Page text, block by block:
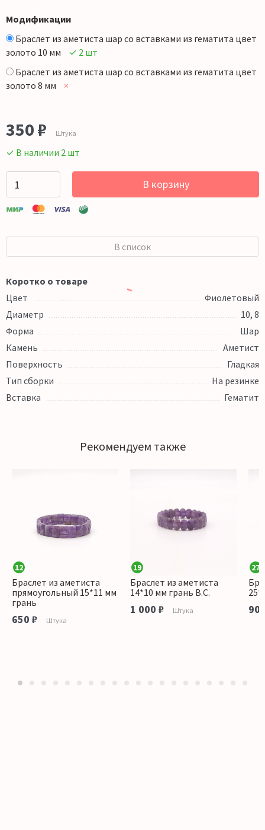
Модификации
Браслет из аметиста шар со вставками из гематита цвет
золото 10 мм
✓ 2 шт
Браслет из аметиста шар со вставками из гематита цвет
золото 8 мм
×
350₽ Штука
✓ В наличии 2 шт
В корзину
В список
Коротко о товаре
Цвет
Фиолетовый
Диаметр
10, 8
Форма
Шар
Камень
Аметист
Поверхность
Гладкая
Тип сборки
На резинке
Вставка
Гематит
Рекомендуем также
12
Браслет из аметиста
прямоугольный 15*11 мм
грань
650 ₽ Штука
19
Браслет из аметиста
14*10 мм грань В.С.
1 000 ₽ Штука
27